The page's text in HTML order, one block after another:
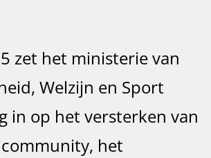
zet het ministerie van
Welzijn en Sport
in op het versterken van
het